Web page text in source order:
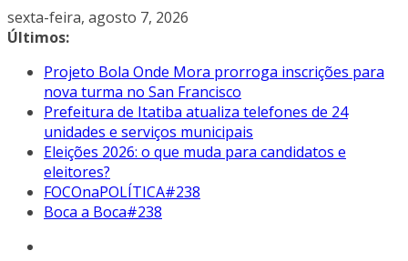
Pular
para
conteúdo
sexta-feira, agosto 7, 2026
Últimos:
Projeto Bola Onde Mora prorroga inscrições para
nova turma no San Francisco
Prefeitura de Itatiba atualiza telefones de 24
unidades e serviços municipais
Eleições 2026: o que muda para candidatos e
eleitores?
FOCOnaPOLÍTICA#238
Boca a Boca#238